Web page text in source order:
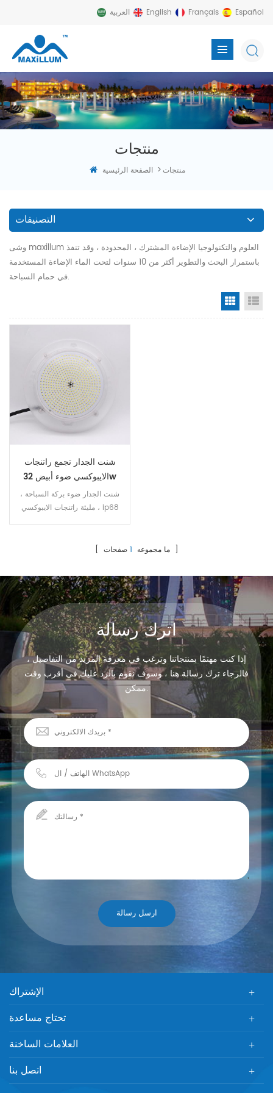
العربية English Français Español
منتجات
الصفحة الرئيسية >منتجات
التصنيفات
وشى maxillum العلوم والتكنولوجيا الإضاءة المشترك ، المحدودة ، وقد تنفذ
باستمرار البحث والتطوير أكثر من 10 سنوات لتحت الماء الإضاءة المستخدمة
في حمام السباحة.
Grid
شنت الجدار تجمع راتنجات
الايبوكسي ضوء أبيض 32w
شنت الجدار ضوء بركة السباحة ،
مليئة راتنجات الايبوكسي ، ip68
100 ٪ للماء. يمكن أن يكون المصباح
بقيادة الولايات المتحدة.
[ ما مجموعه 1 صفحات ]
اترك رسالة
إذا كنت مهتمًا بمنتجاتنا وترغب في معرفة المزيد من التفاصيل ،
فالرجاء ترك رسالة هنا ، وسوف نقوم بالرد عليك في أقرب وقت
ممكن.
الإشتراك
تحتاج مساعدة
العلامات الساخنة
اتصل بنا